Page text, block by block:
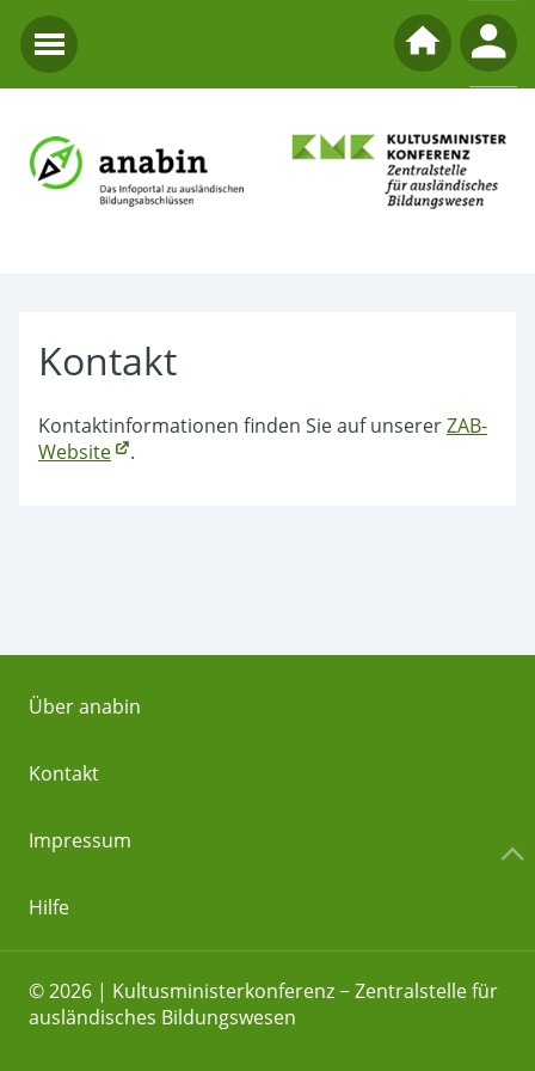
Kontakt
Kontaktinformationen finden Sie auf unsererZAB-
Website
.
Über anabin
Kontakt
Impressum
Hilfe
© 2026 | Kultusministerkonferenz − Zentralstelle für
ausländisches Bildungswesen